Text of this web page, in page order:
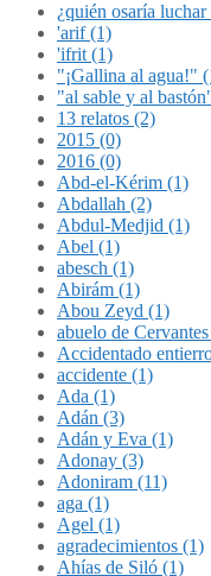
¿quién osaría
'arif (1)
'ifrit (1)
"¡Gallina al agua!"
"al sable y al
13 relatos (2)
2015 (0)
2016 (0)
Abd-el-Kérim (1)
Abdallah (2)
Abdul-Medjid (1)
Abel (1)
abesch (1)
Abirám (1)
Abou Zeyd (1)
abuelo de
Accidentado
accidente (1)
Ada (1)
Adán (3)
Adán y Eva (1)
Adonay (3)
Adoniram (11)
aga (1)
Agel (1)
agradecimientos (1)
Ahías de Siló (1)